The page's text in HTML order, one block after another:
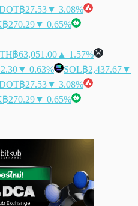
฿27.53▼ 3.08%
฿270.29▼ 0.65%
฿63,051.00 ▲ 1.57%
▼ 0.63% SOL฿2,437.67▼
฿27.53▼ 3.08%
฿270.29▼ 0.65%